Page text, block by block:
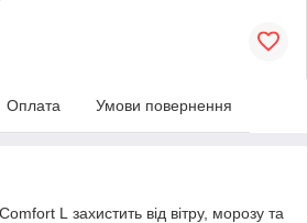
Оплата Умови повернення
L захистить від вітру, морозу та